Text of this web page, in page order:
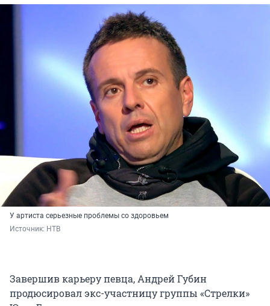
У артиста серьезные проблемы со здоровьем
Источник: НТВ
Завершив карьеру певца, Андрей Губин
продюсировал экс-участницу группы «Стрелки»